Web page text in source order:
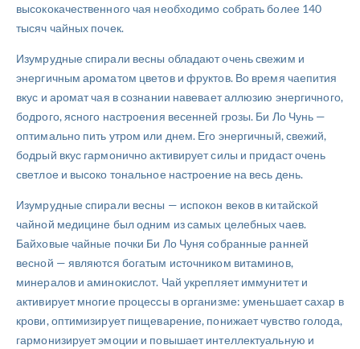
высококачественного чая необходимо собрать более 140
тысяч чайных почек.
Изумрудные спирали весны обладают очень свежим и
энергичным ароматом цветов и фруктов. Во время чаепития
вкус и аромат чая в сознании навевает аллюзию энергичного,
бодрого, ясного настроения весенней грозы. Би Ло Чунь —
оптимально пить утром или днем. Его энергичный, свежий,
бодрый вкус гармонично активирует силы и придаст очень
светлое и высоко тональное настроение на весь день.
Изумрудные спирали весны — испокон веков в китайской
чайной медицине был одним из самых целебных чаев.
Байховые чайные почки Би Ло Чуня собранные ранней
весной — являются богатым источником витаминов,
минералов и аминокислот. Чай укрепляет иммунитет и
активирует многие процессы в организме: уменьшает сахар в
крови, оптимизирует пищеварение, понижает чувство голода,
гармонизирует эмоции и повышает интеллектуальную и